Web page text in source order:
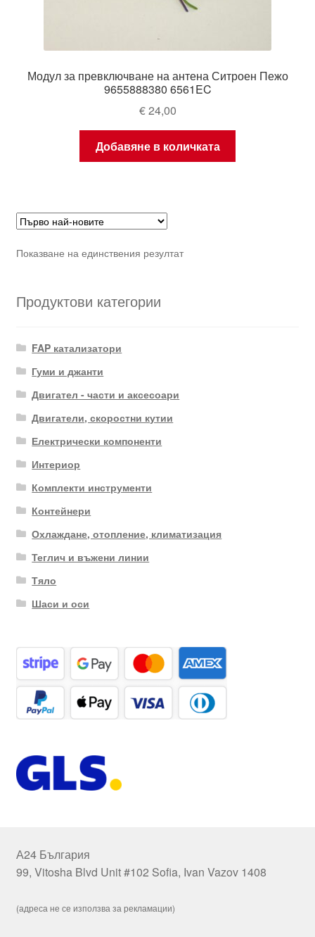
Модул за превключване на антена Ситроен Пежо
9655888380 6561EC
€24,00
Добавяне в количката
Показване на единствения резултат
Продуктови категории
FAP катализатори
Гуми и джанти
Двигател - части и аксесоари
Двигатели, скоростни кутии
Електрически компоненти
Интериор
Комплекти инструменти
Контейнери
Охлаждане, отопление, климатизация
Теглич и въжени линии
Тяло
Шаси и оси
А24 България
99, Vitosha Blvd Unit #102 Sofia, Ivan Vazov 1408
(адреса не се използва за рекламации)